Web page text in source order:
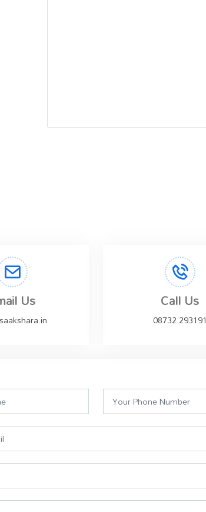
Us Call Us
08732 293191